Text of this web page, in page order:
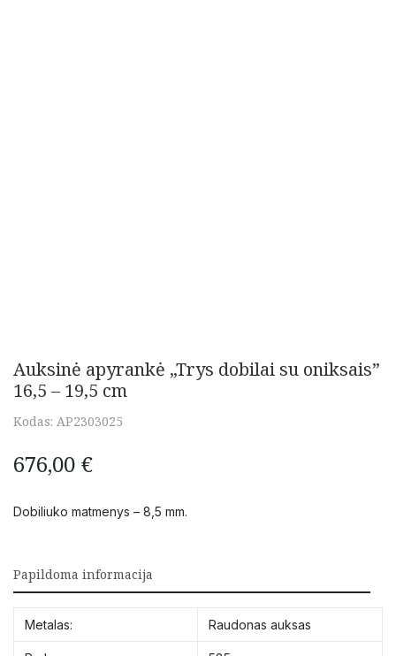
Auksinė apyrankė „Trys dobilai su oniksais”
16,5 – 19,5 cm
Kodas: AP2303025
676,00 €
Dobiliuko matmenys – 8,5 mm.
Papildoma informacija
Metalas: Raudonas auksas